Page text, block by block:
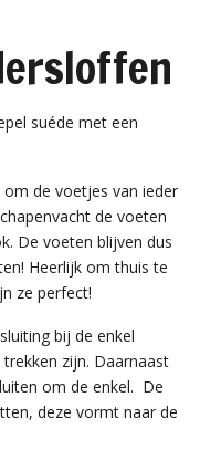
suéde met een
de voetjes van ieder
de voeten
De voeten blijven dus
Heerlijk om thuis te
ze perfect!
bij de enkel
zijn. Daarnaast
om de enkel. De
deze vormt naar de